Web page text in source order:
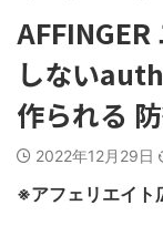
しない
作られる
2022年12月29日
※アフェリエイト